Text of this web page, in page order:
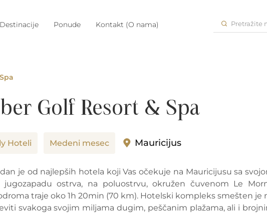
Destinacije Ponude Kontakt (O nama) Pretražite
Golf Resort & Spa
Hoteli Medeni mesec Mauricijus
je od najlepših hotela koji Vas očekuje na Mauricijusu sa
ostrva, na poluostrvu, okružen čuvenom Le
traje oko 1h 20min (70 km). Hotelski kompleks smešten je
svakoga svojim miljama dugim, peščanim plažama, ali i